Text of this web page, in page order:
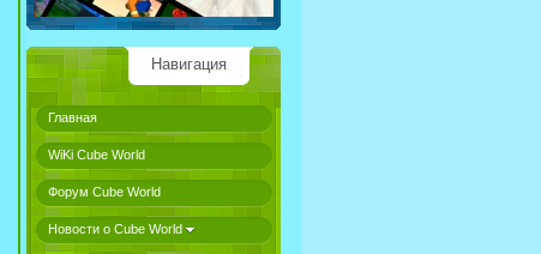
Навигация
Главная
WiKi Cube World
Форум Cube World
Новости о Cube World